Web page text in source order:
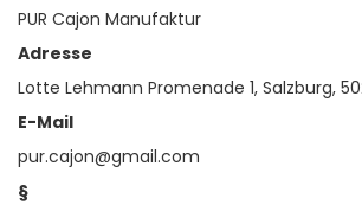
PUR Cajon Manufaktur
Adresse
Lotte Lehmann Promenade 1, Salzburg,
E-Mail
pur.cajon@gmail.com
§